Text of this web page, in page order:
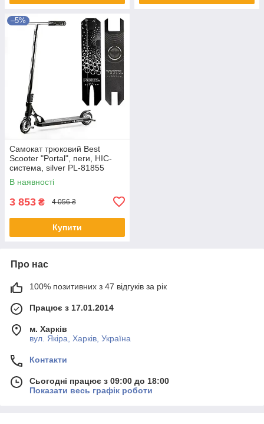
–5%
Самокат трюковий Best
Scooter "Portal", пеги, HIC-
система, silver PL-81855
В наявності
3 853 ₴ 4 056 ₴
Купити
Про нас
100% позитивних з 47 відгуків за рік
Працює з 17.01.2014
м. Харків
вул. Якіра, Харків, Україна
Контакти
Сьогодні працює з 09:00 до 18:00
Показати весь графік роботи